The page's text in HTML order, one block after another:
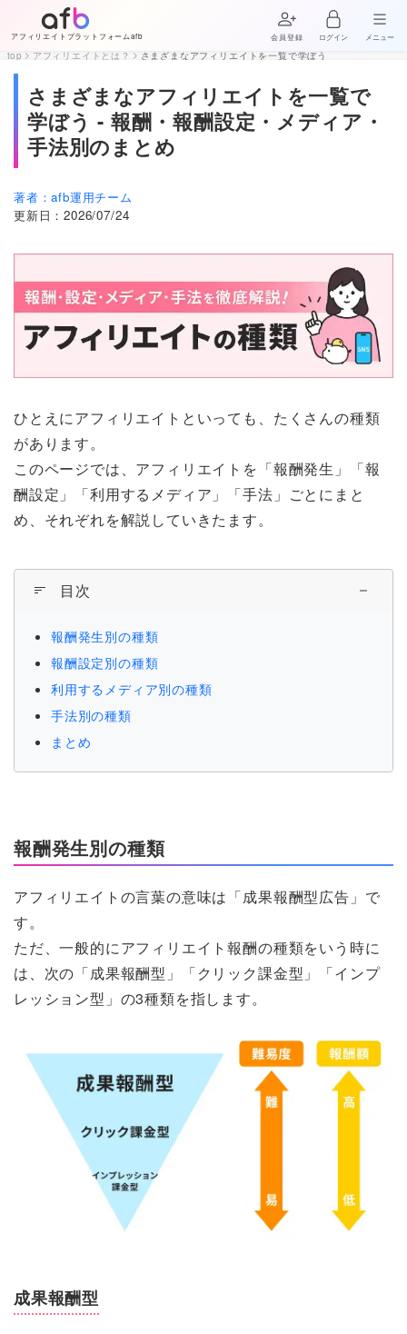
アフィリエイトプラットフォームafb 会員登録 ログイン メニュー
top アフィリエイトとは？ さまざまなアフィリエイトを一覧で学ぼう
さまざまなアフィリエイトを一覧で
学ぼう - 報酬・報酬設定・メディア・
手法別のまとめ
著者：afb運用チーム
更新日：2026/07/24
ひとえにアフィリエイトといっても、たくさんの種類
があります。
このページでは、アフィリエイトを「報酬発生」「報
酬設定」「利用するメディア」「手法」ごとにまと
め、それぞれを解説していきたます。
目次
報酬発生別の種類
報酬設定別の種類
利用するメディア別の種類
手法別の種類
まとめ
報酬発生別の種類
アフィリエイトの言葉の意味は「成果報酬型広告」で
す。
ただ、一般的にアフィリエイト報酬の種類をいう時に
は、次の「成果報酬型」「クリック課金型」「インプ
レッション型」の3種類を指します。
成果報酬型